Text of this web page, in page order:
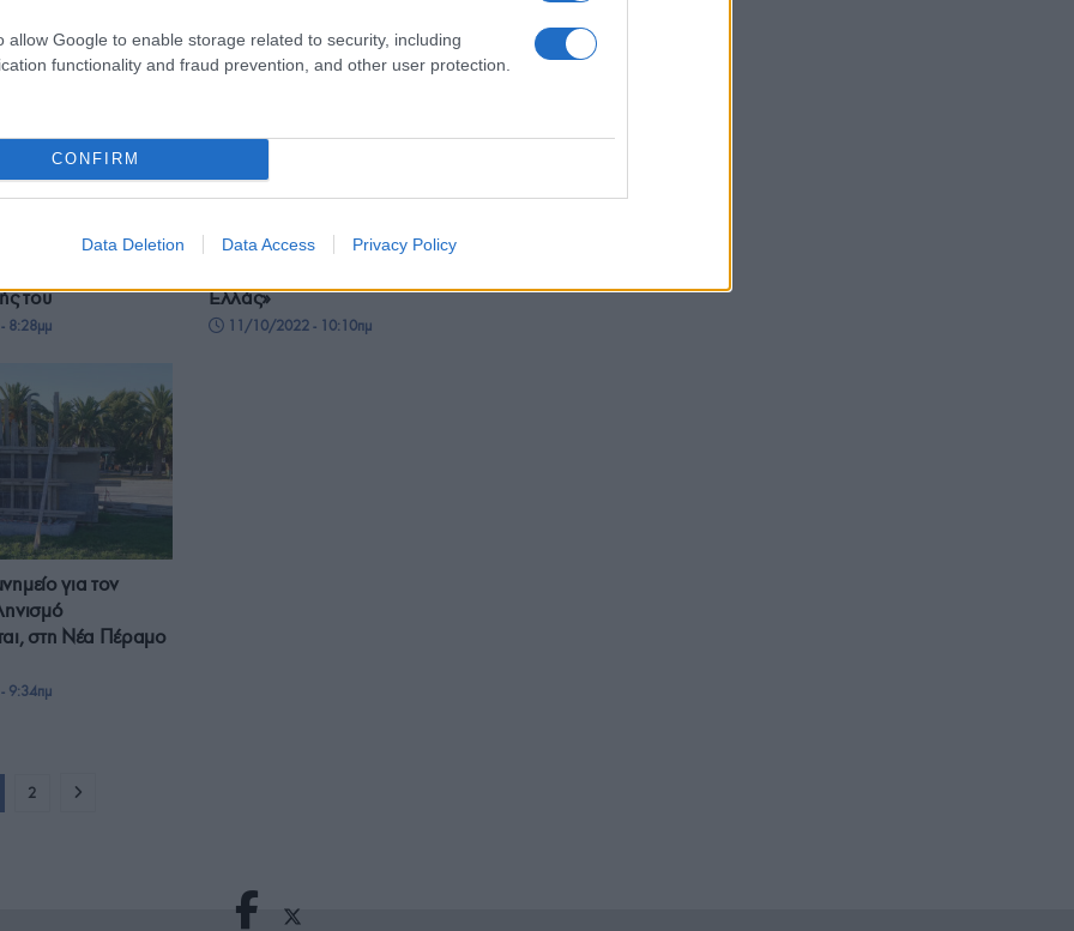
allow Google to enable storage related to security, including
functionality and fraud prevention, and other user protection.
CONFIRM
Data Deletion Data Access Privacy Policy
Ένας
και
του
8:28μμ
ΕΚΔΗΛΩΣΕΙΣ
Νικόλαος Τοπαλίδης: Ποιος
μελισσοκόμος και εκδότης του
Ελλάς»
11/10/2022 - 10:10πμ
για τον
στη Νέα Πέραμο
9:34πμ
2